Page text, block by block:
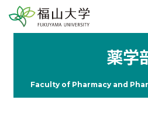
薬学
Faculty of Pharmacy and